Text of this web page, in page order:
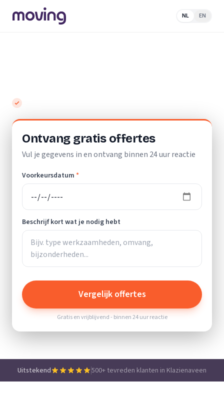
NL EN
Ontvang gratis offertes
Vul je gegevens in en ontvang binnen 24 uur reactie
Voorkeursdatum *
Beschrijf kort wat je nodig hebt
Vergelijk offertes
Gratis en vrijblijvend - binnen 24 uur reactie
Uitstekend 500+ tevreden klanten in Klazienaveen